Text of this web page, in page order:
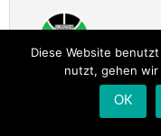
SC
Diese Website
nutzt, gehen wir
OK